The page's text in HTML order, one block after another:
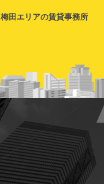
梅田エリアの賃貸事務所